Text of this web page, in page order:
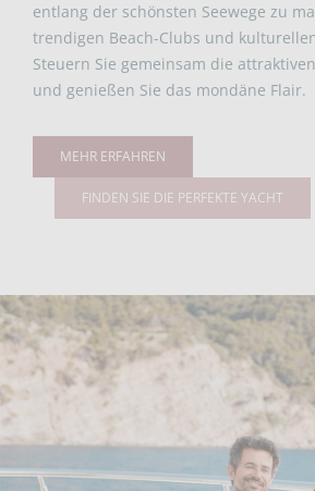
entlang der schönsten Seewege zu
trendigen Beach-Clubs und
Steuern Sie gemeinsam die
und genießen Sie das mondäne Flair.
MEHR ERFAHREN
FINDEN SIE DIE PERFEKTE YACHT